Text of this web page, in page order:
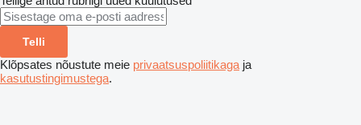
Telli
Klõpsates nõustute meie privaatsuspoliitikaga ja
kasutustingimustega.